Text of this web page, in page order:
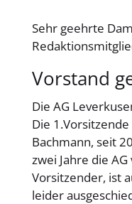
Sehr geehrte
Vorstand
Die AG
Die 1.Vorsitzende
Bachmann, seit
zwei Jahre die
Vorsitzender, ist
leider